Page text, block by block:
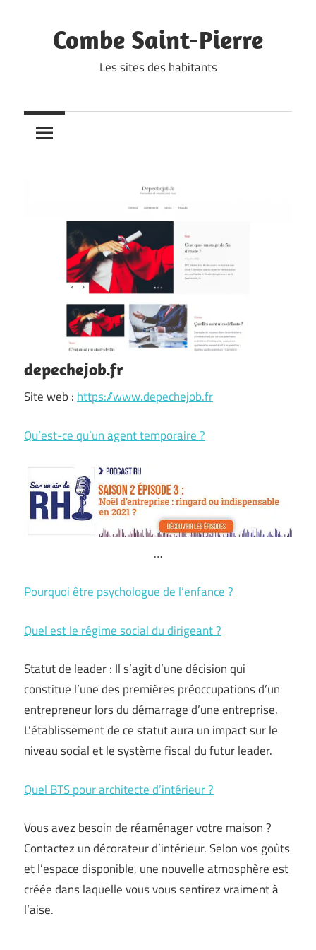
contentCombe Saint-Pierre
Les sites des habitants
depechejob.fr
Site web : https://www.depechejob.fr
Qu’est-ce qu’un agent temporaire ?
…
Pourquoi être psychologue de l’enfance ?
Quel est le régime social du dirigeant ?
Statut de leader : Il s’agit d’une décision qui
constitue l’une des premières préoccupations d’un
entrepreneur lors du démarrage d’une entreprise.
L’établissement de ce statut aura un impact sur le
niveau social et le système fiscal du futur leader.
Quel BTS pour architecte d’intérieur ?
Vous avez besoin de réaménager votre maison ?
Contactez un décorateur d’intérieur. Selon vos goûts
et l’espace disponible, une nouvelle atmosphère est
créée dans laquelle vous vous sentirez vraiment à
l’aise.